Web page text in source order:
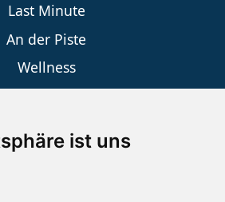
ist uns
Last Minute
An der Piste
Wellness
SKI APP
Ski APP für iOS und Android - Ein